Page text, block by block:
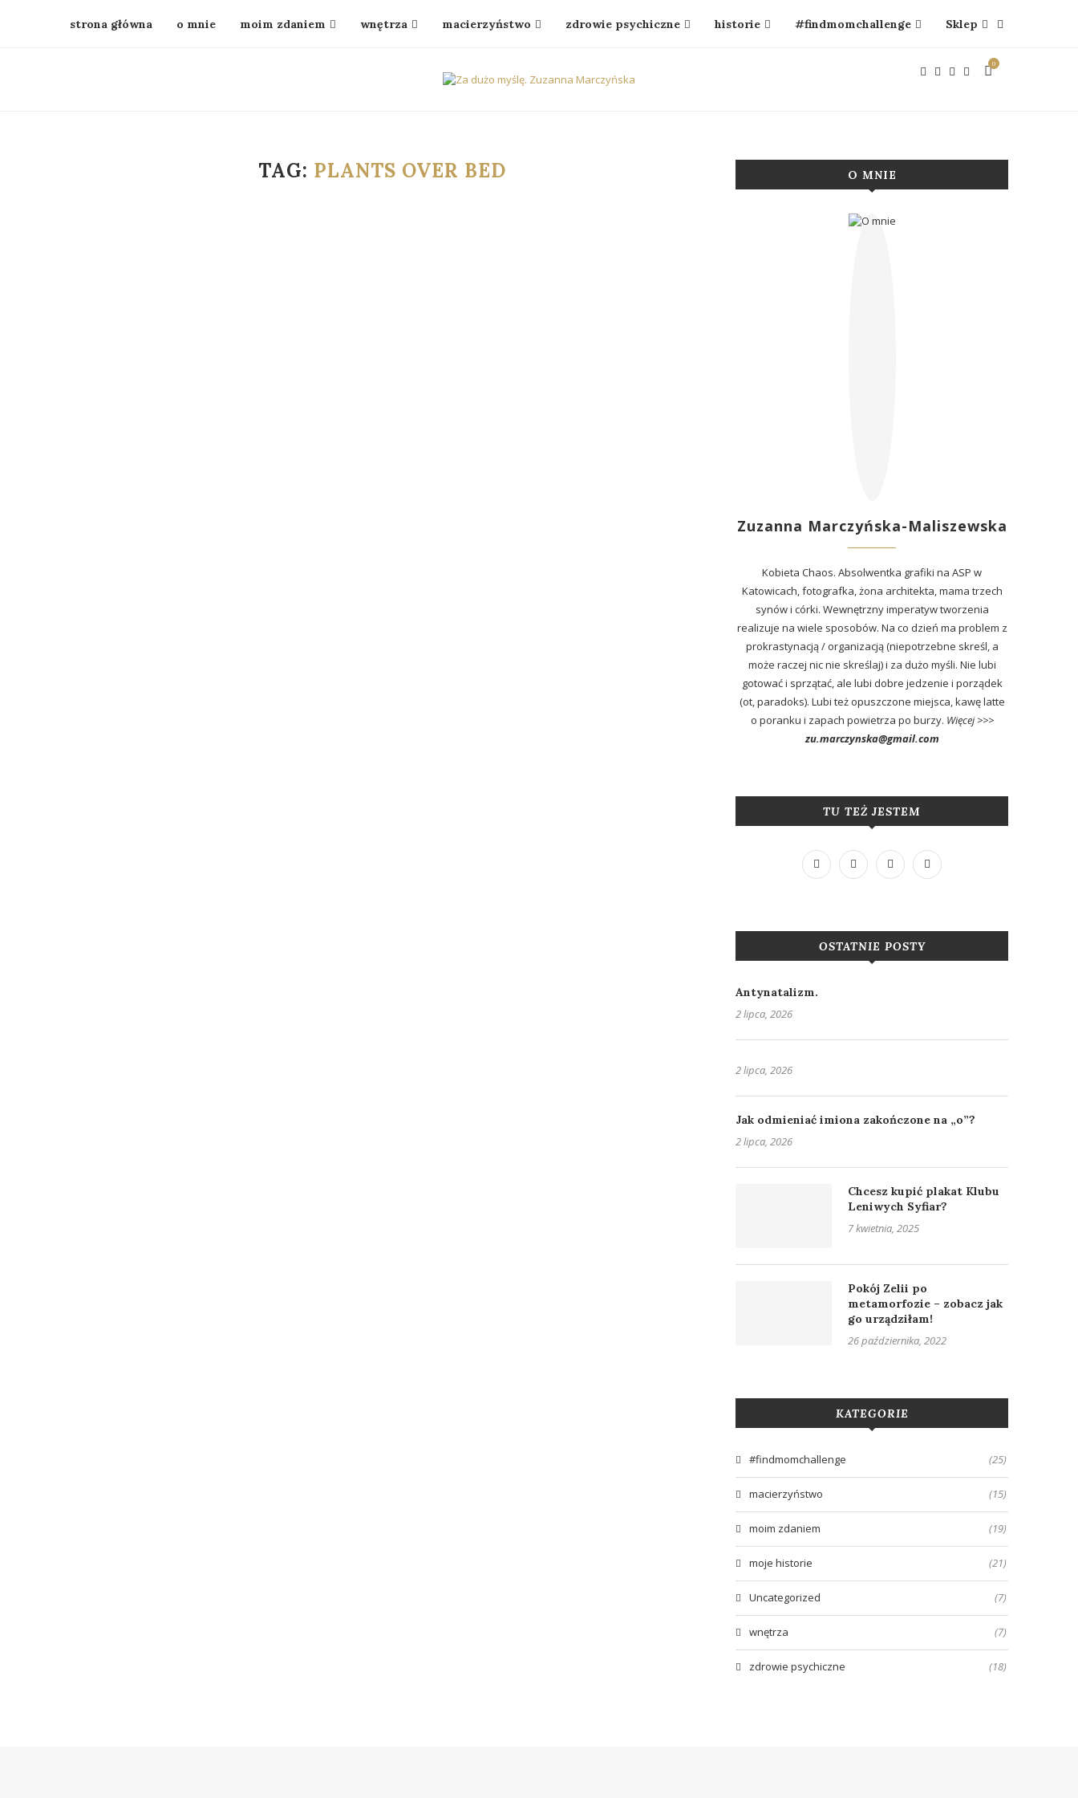
strona główna o mnie moim zdaniem wnętrza macierzyństwo zdrowie psychiczne historie #findmomchallenge Sklep
0
TAG: PLANTS OVER BED O MNIE
Zuzanna Marczyńska-Maliszewska
Kobieta Chaos. Absolwentka grafiki na ASP w
Katowicach, fotografka, żona architekta, mama trzech
synów i córki. Wewnętrzny imperatyw tworzenia
realizuje na wiele sposobów. Na co dzień ma problem z
prokrastynacją / organizacją (niepotrzebne skreśl, a
może raczej nic nie skreślaj) i za dużo myśli. Nie lubi
gotować i sprzątać, ale lubi dobre jedzenie i porządek
(ot, paradoks). Lubi też opuszczone miejsca, kawę latte
o poranku i zapach powietrza po burzy. Więcej >>>
zu.marczynska@gmail.com
TU TEŻ JESTEM
OSTATNIE POSTY
Antynatalizm.
2 lipca, 2026
2 lipca, 2026
Jak odmieniać imiona zakończone na „o”?
2 lipca, 2026
Chcesz kupić plakat Klubu
Leniwych Syfiar?
7 kwietnia, 2025
Pokój Zelii po
metamorfozie – zobacz jak
go urządziłam!
26 października, 2022
KATEGORIE
#findmomchallenge (25)
macierzyństwo (15)
moim zdaniem (19)
moje historie (21)
Uncategorized (7)
wnętrza (7)
zdrowie psychiczne (18)